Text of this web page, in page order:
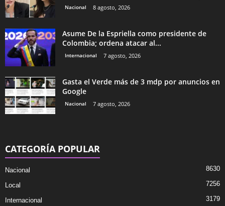
Nacional 8 agosto, 2026
Asume De la Espriella como presidente de
Colombia; ordena atacar al...
Internacional 7 agosto, 2026
Gasta el Verde más de 3 mdp por anuncios en
Google
Nacional 7 agosto, 2026
CATEGORÍA POPULAR
Nacional 8630
Local 7256
Internacional 3179